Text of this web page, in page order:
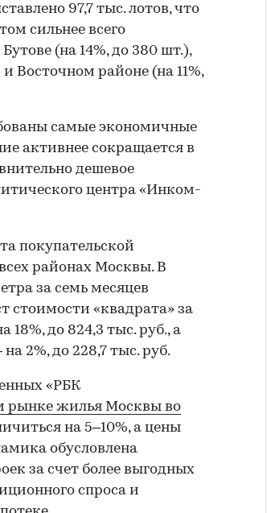
97,7 тыс. лотов, что
сильнее всего
(на 14%, до 380 шт.),
Восточном районе (на 11%,
самые экономичные
активнее сокращается в
дешевое
центра «Инком-
покупательской
районах Москвы. В
за семь месяцев
стоимости «квадрата» за
до 824,3 тыс. руб., а
2%, до 228,7 тыс. руб.
«РБК
рынке жилья Москвы во
на 5–10%, а цены
обусловлена
за счет более выгодных
спроса и